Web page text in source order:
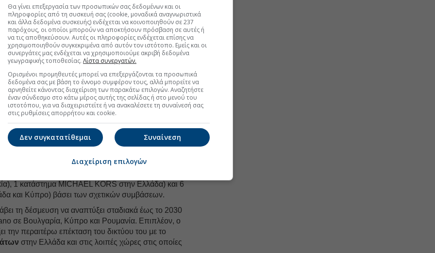
των εκτιμώμενων δαπανών έκδοσης ποσού
τιμή διάθεσης 5 ευρώ ανά μετοχή) και υπό
τα έσοδα της δημόσιας προσφοράς
εκ των οποίων τα καθαρά έσοδα της εταιρείας
ποσό ύψους 10,6 εκατ. ευρώ περίπου θα
βασικών μετόχων, δηλαδή της οικογένειας
γιατην εξόφληση υπολειπόμενων
καθώς και συμμετοχή σε μετοχικό κεφάλαιο
και αναβάθμιση του δικτύου φυσικών
και εξωτερικό, σεεπενδύσειςσε ακίνητα και
υφιστάμενου δανεισμού, λογισμικά, συστήματα
και για κεφάλαιο κίνησης.
σημειώνεται ότι ο όμιλος έχει αναλάβει τη
έως το 2027
1 κατάστημα MICHAEL KORS στην Ελλάδα) και 6
και Κύπρο) βάσει των σχετικών συμβάσεων.
τη δέσμευση να αναπτύξει σταδιακά έως το 2030
σε Βουλγαρία, Κύπρο και Ρουμανία. Επιπλέον, ο
την περαιτέρω επέκταση του δικτύου του με το
στην Ελλάδα και στις λοιπές χώρες στις οποίες
Θα γίνει επεξεργασία των προσωπικών σας δεδομένων και οι
πληροφορίες από τη συσκευή σας (cookie, μοναδικά αναγνωριστικά
και άλλα δεδομένα συσκευής) ενδέχεται να κοινοποιηθούν σε 237
παρόχους, οι οποίοι μπορούν να αποκτήσουν πρόσβαση σε αυτές ή
να τις αποθηκεύσουν. Αυτές οι πληροφορίες ενδέχεται επίσης να
χρησιμοποιηθούν συγκεκριμένα από αυτόν τον ιστότοπο. Εμείς και οι
συνεργάτες μας ενδέχεται να χρησιμοποιούμε ακριβή δεδομένα
γεωγραφικής τοποθεσίας. Λίστα συνεργατών.
Ορισμένοι προμηθευτές μπορεί να επεξεργάζονται τα προσωπικά
δεδομένα σας με βάση το έννομο συμφέρον τους, αλλά μπορείτε να
αρνηθείτε κάνοντας διαχείριση των παρακάτω επιλογών. Αναζητήστε
έναν σύνδεσμο στο κάτω μέρος αυτής της σελίδας ή στο μενού του
ιστοτόπου, για να διαχειριστείτε ή να ανακαλέσετε τη συναίνεσή σας
στις ρυθμίσεις απορρήτου και cookie.
Συναίνεση
Δεν συγκατατίθεμαι
Διαχείριση επιλογών